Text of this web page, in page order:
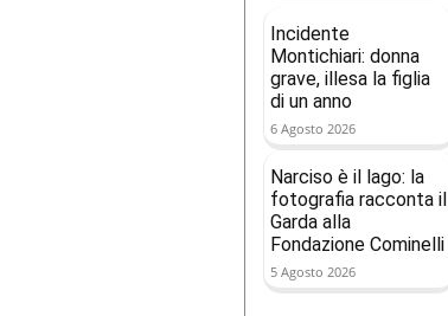
Incidente
Montichiari: donna
grave, illesa la figlia
di un anno
6 Agosto 2026
Narciso è il lago: la
fotografia racconta il
Garda alla
Fondazione Cominelli
5 Agosto 2026